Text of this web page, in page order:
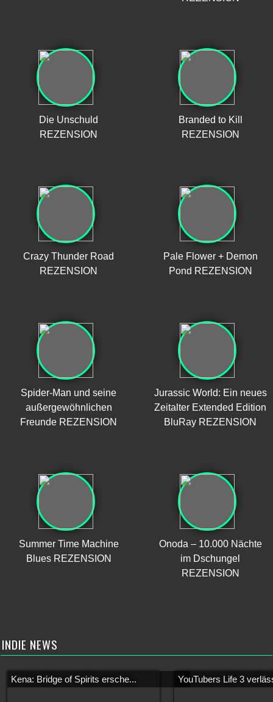
Die Unschuld
REZENSION
Branded to Kill
REZENSION
Crazy Thunder Road
REZENSION
Pale Flower + Demon
Pond REZENSION
Spider-Man und seine
außergewöhnlichen
Freunde REZENSION
Jurassic World: Ein neues
Zeitalter Extended Edition
BluRay REZENSION
Summer Time Machine
Blues REZENSION
Onoda – 10.000 Nächte
im Dschungel
REZENSION
INDIE NEWS
Kena: Bridge of Spirits ersche... YouTubers Life 3